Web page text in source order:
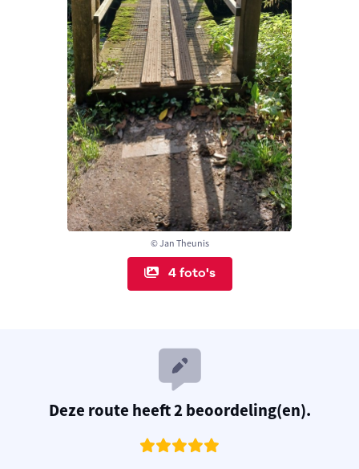
© Jan Theunis
4 foto's
Deze route heeft 2 beoordeling(en).